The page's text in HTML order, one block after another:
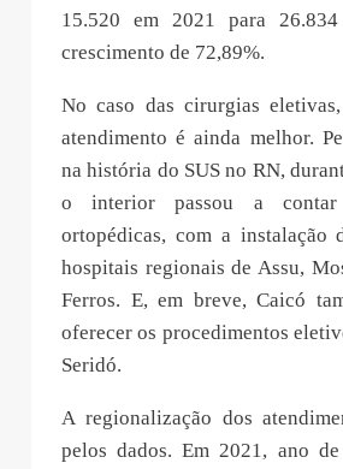
15.520 em 2021 para
crescimento de 72,89%.
No caso das cirurgias
atendimento é ainda melhor.
na história do SUS no RN,
o interior passou a contar
ortopédicas, com a instalação
hospitais regionais de Assu,
Ferros. E, em breve, Caicó
oferecer os procedimentos
Seridó.
A regionalização dos
pelos dados. Em 2021, ano